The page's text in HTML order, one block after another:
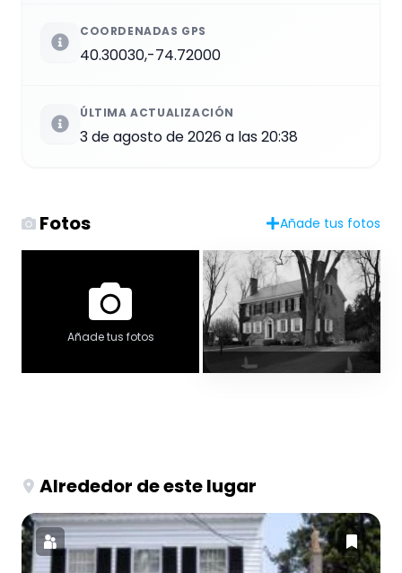
COORDENADAS GPS
40.30030,-74.72000
ÚLTIMA ACTUALIZACIÓN
3 de agosto de 2026 a las 20:38
Fotos Añade tus fotos
Añade tus fotos
Alrededor de este lugar